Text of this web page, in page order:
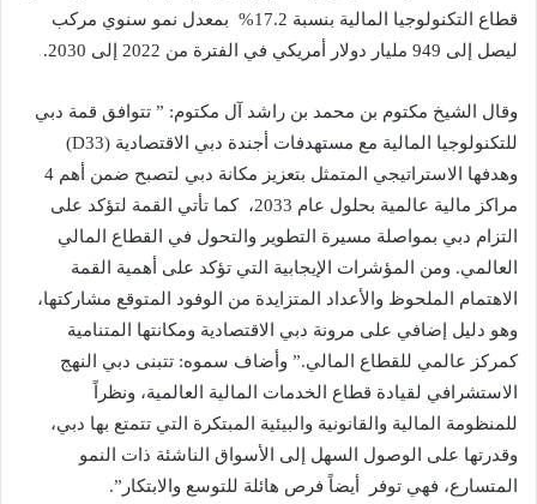
قطاع التكنولوجيا المالية بنسبة 17.2% بمعدل نمو سنوي مركب
ليصل إلى 949 مليار دولار أمريكي في الفترة من 2022 إلى 2030.
وقال الشيخ مكتوم بن محمد بن راشد آل مكتوم: ” تتوافق قمة دبي
للتكنولوجيا المالية مع مستهدفات أجندة دبي الاقتصادية (D33)
وهدفها الاستراتيجي المتمثل بتعزيز مكانة دبي لتصبح ضمن أهم 4
مراكز مالية عالمية بحلول عام 2033، كما تأتي القمة لتؤكد على
التزام دبي بمواصلة مسيرة التطوير والتحول في القطاع المالي
العالمي. ومن المؤشرات الإيجابية التي تؤكد على أهمية القمة
الاهتمام الملحوظ والأعداد المتزايدة من الوفود المتوقع مشاركتها،
وهو دليل إضافي على مرونة دبي الاقتصادية ومكانتها المتنامية
كمركز عالمي للقطاع المالي.” وأضاف سموه: تتبنى دبي النهج
الاستشرافي لقيادة قطاع الخدمات المالية العالمية، ونظراً
للمنظومة المالية والقانونية والبيئية المبتكرة التي تتمتع بها دبي،
وقدرتها على الوصول السهل إلى الأسواق الناشئة ذات النمو
المتسارع، فهي توفر أيضاً فرص هائلة للتوسع والابتكار”.